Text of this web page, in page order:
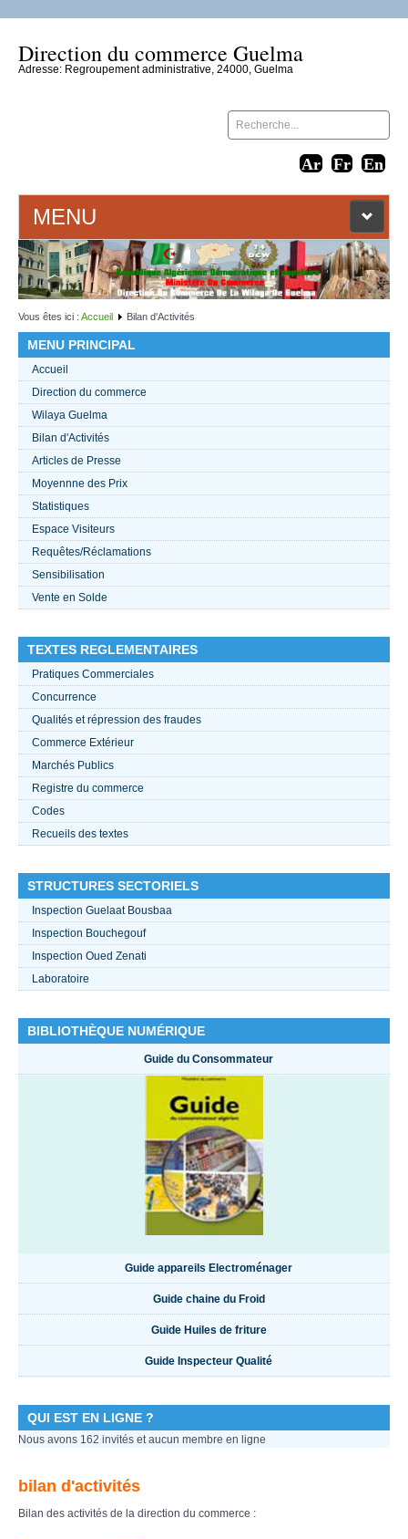
Direction du commerce Guelma
Adresse: Regroupement administrative, 24000, Guelma
MENU
ACCUEIL
LIENS WEB
CONTACT
TEXTES 2021
ACTUALITÉS 2021
????
Vous êtes ici : Accueil Bilan d'Activités
MENU PRINCIPAL
Accueil
Direction du commerce
Wilaya Guelma
Bilan d'Activités
Articles de Presse
Moyennne des Prix
Statistiques
Espace Visiteurs
Requêtes/Réclamations
Sensibilisation
Vente en Solde
TEXTES REGLEMENTAIRES
Pratiques Commerciales
Concurrence
Qualités et répression des fraudes
Commerce Extérieur
Marchés Publics
Registre du commerce
Codes
Recueils des textes
STRUCTURES SECTORIELS
Inspection Guelaat Bousbaa
Inspection Bouchegouf
Inspection Oued Zenati
Laboratoire
BIBLIOTHÈQUE NUMÉRIQUE
Guide du Consommateur
Guide appareils Electroménager
Guide chaine du Froid
Guide Huiles de friture
Guide Inspecteur Qualité
QUI EST EN LIGNE ?
Nous avons 162 invités et aucun membre en ligne
bilan d'activités
Bilan des activités de la direction du commerce :